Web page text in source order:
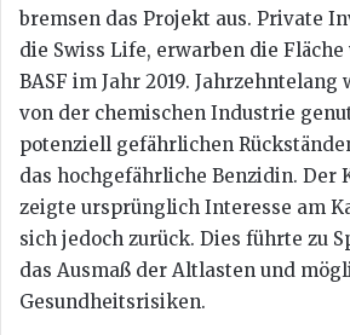
bremsen das Projekt aus. Private
die Swiss Life, erwarben die
BASF im Jahr 2019. Jahrzehntelang
von der chemischen Industrie
potenziell gefährlichen
das hochgefährliche Benzidin. Der
zeigte ursprünglich Interesse am
sich jedoch zurück. Dies führte zu
das Ausmaß der Altlasten und
Gesundheitsrisiken.